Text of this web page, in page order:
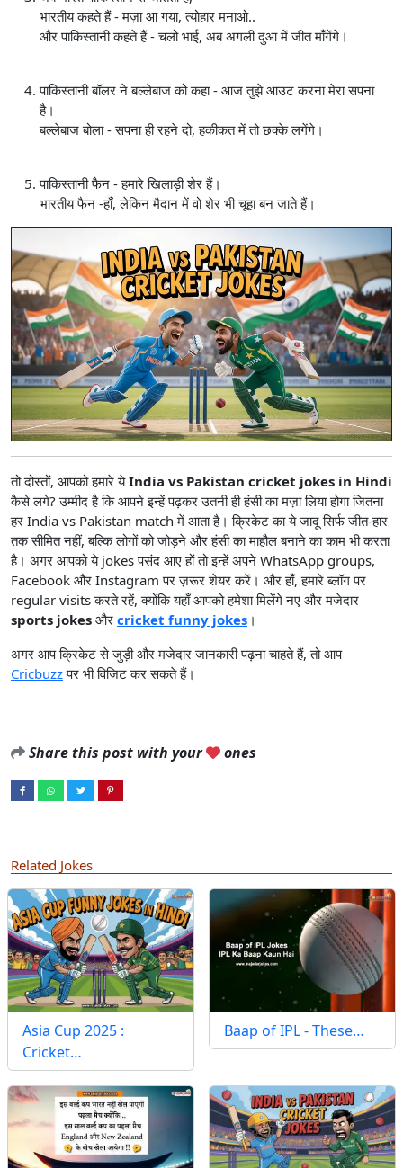
भारतीय कहते हैं - मज़ा आ गया, त्योहार मनाओ..
और पाकिस्तानी कहते हैं - चलो भाई, अब अगली दुआ में जीत माँगेंगे।
पाकिस्तानी बॉलर ने बल्लेबाज को कहा - आज तुझे आउट करना मेरा सपना
है।
बल्लेबाज बोला - सपना ही रहने दो, हकीकत में तो छक्के लगेंगे।
पाकिस्तानी फैन - हमारे खिलाड़ी शेर हैं।
भारतीय फैन -हाँ, लेकिन मैदान में वो शेर भी चूहा बन जाते हैं।
तो दोस्तों, आपको हमारे येIndia vs Pakistan cricket jokes in Hindi
कैसे लगे? उम्मीद है कि आपने इन्हें पढ़कर उतनी ही हंसी का मज़ा लिया होगा जितना
हर India vs Pakistan match में आता है। क्रिकेट का ये जादू सिर्फ जीत-हार
तक सीमित नहीं, बल्कि लोगों को जोड़ने और हंसी का माहौल बनाने का काम भी करता
है। अगर आपको ये jokes पसंद आए हों तो इन्हें अपने WhatsApp groups,
Facebook और Instagram पर ज़रूर शेयर करें। और हाँ, हमारे ब्लॉग पर
regular visits करते रहें, क्योंकि यहाँ आपको हमेशा मिलेंगे नए और मजेदार
sports jokes और cricket funny jokes ।
अगर आप क्रिकेट से जुड़ी और मजेदार जानकारी पढ़ना चाहते हैं, तो आप
Cricbuzzपर भी विजिट कर सकते हैं।
Share this post with your ones
Related Jokes
Asia Cup 2025 :
Cricket…
Baap of IPL - These…